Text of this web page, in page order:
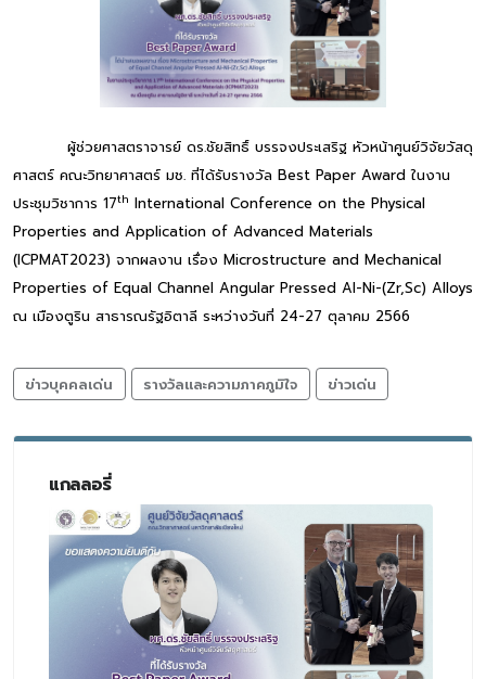
ผู้ช่วยศาสตราจารย์ ดร.ชัยสิทธิ์ บรรจงประเสริฐ หัวหน้าศูนย์วิจัยวัสดุ
ศาสตร์ คณะวิทยาศาสตร์ มช. ที่ได้รับรางวัล Best Paper Award ในงาน
ประชุมวิชาการ 17th International Conference on the Physical
Properties and Application of Advanced Materials
(ICPMAT2023) จากผลงาน เรื่อง Microstructure and Mechanical
Properties of Equal Channel Angular Pressed AI-Ni-(Zr,Sc) Alloys
ณ เมืองตูริน สาธารณรัฐอิตาลี ระหว่างวันที่ 24-27 ตุลาคม 2566
ข่าวบุคคลเด่น รางวัลและความภาคภูมิใจ ข่าวเด่น
แกลลอรี่